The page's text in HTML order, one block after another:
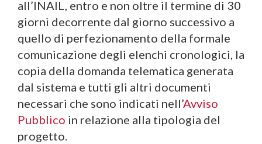
all’INAIL, entro e non oltre il termine di 30
giorni decorrente dal giorno successivo a
quello di perfezionamento della formale
comunicazione degli elenchi cronologici, la
copia della domanda telematica generata
dal sistema e tutti gli altri documenti
necessari che sono indicati nell’Avviso
Pubblico in relazione alla tipologia del
progetto.